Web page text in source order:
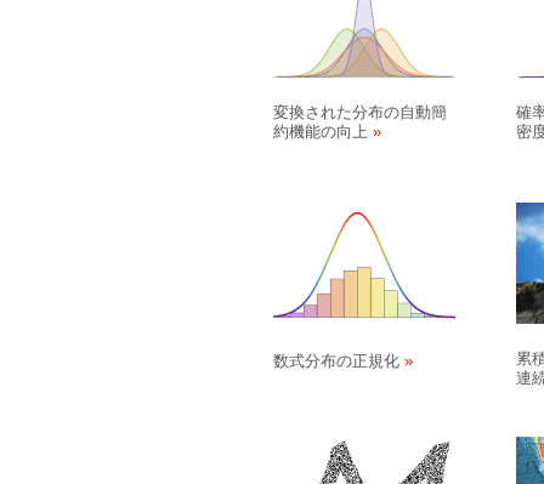
変換された分布の自動簡
約機能の向上
確
密
数式分布の正規化
累
連